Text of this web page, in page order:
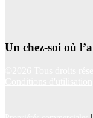
Un chez-soi où